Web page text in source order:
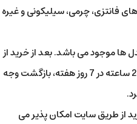
فانتزی، چرمی، سیلیکونی و غیره
ها موجود می باشد. بعد از خرید از
این فروشگاه می توانید از خدماتی مانند: تضمین بهترین قیمت بازار، پشتیبانی 24 ساعته در 7 روز هفته، بازگشت وجه
از طریق سایت امکان پذیر می